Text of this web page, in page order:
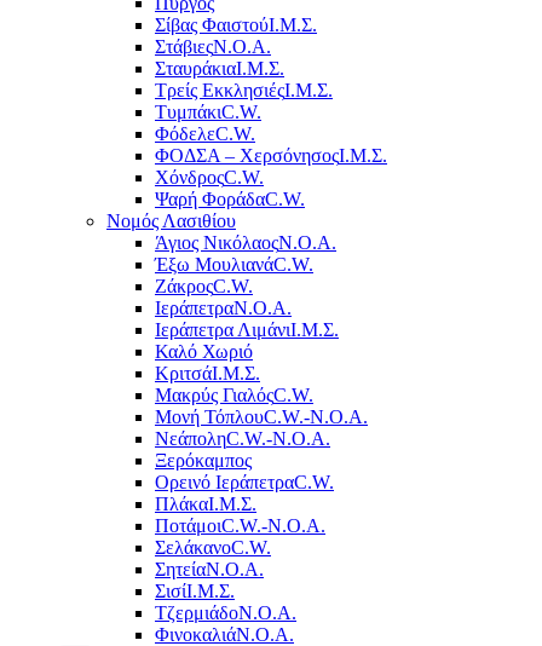
Σίβας ΦαιστούΙ.Μ.Σ.
ΣτάβιεςΝ.Ο.Α.
ΣταυράκιαΙ.Μ.Σ.
Τρείς ΕκκλησιέςΙ.Μ.Σ.
ΤυμπάκιC.W.
ΦόδελεC.W.
ΦΟΔΣΑ – ΧερσόνησοςΙ.Μ.Σ.
ΧόνδροςC.W.
Ψαρή ΦοράδαC.W.
Νομός Λασιθίου
Άγιος ΝικόλαοςΝ.Ο.Α.
Έξω ΜουλιανάC.W.
ΖάκροςC.W.
ΙεράπετραΝ.Ο.Α.
Ιεράπετρα ΛιμάνιΙ.Μ.Σ.
Καλό Χωριό
ΚριτσάΙ.Μ.Σ.
Μακρύς ΓιαλόςC.W.
Μονή ΤόπλουC.W.-Ν.Ο.Α.
ΝεάποληC.W.-Ν.Ο.Α.
Ξερόκαμπος
Ορεινό ΙεράπετραC.W.
ΠλάκαΙ.Μ.Σ.
ΠοτάμοιC.W.-Ν.Ο.Α.
ΣελάκανοC.W.
ΣητείαΝ.Ο.Α.
ΣισίΙ.Μ.Σ.
ΤζερμιάδοΝ.Ο.Α.
ΦινοκαλιάΝ.Ο.Α.